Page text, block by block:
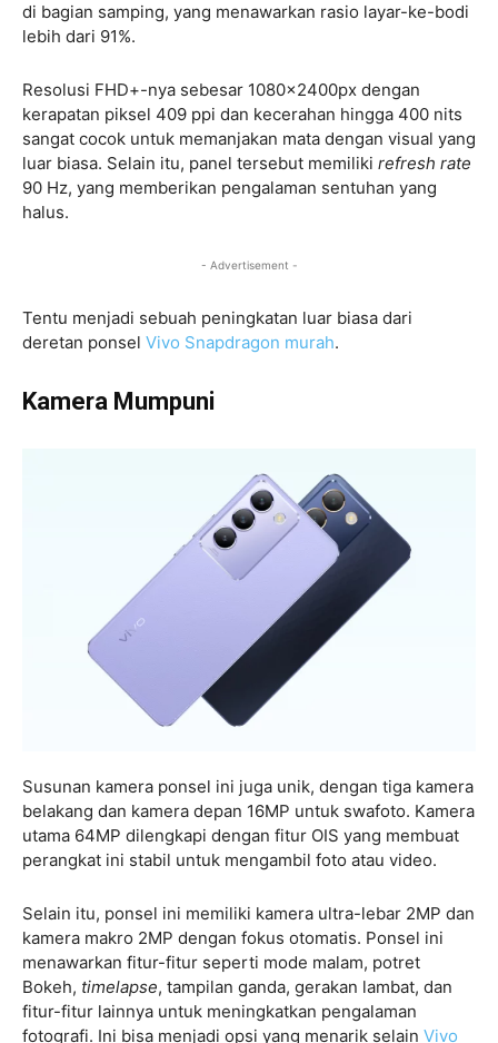
di bagian samping, yang menawarkan rasio layar-ke-bodi
lebih dari 91%.
Resolusi FHD+-nya sebesar 1080x2400px dengan
kerapatan piksel 409 ppi dan kecerahan hingga 400 nits
sangat cocok untuk memanjakan mata dengan visual yang
luar biasa. Selain itu, panel tersebut memiliki refresh rate
90 Hz, yang memberikan pengalaman sentuhan yang
halus.
- Advertisement -
Tentu menjadi sebuah peningkatan luar biasa dari
deretan ponsel Vivo Snapdragon murah.
Kamera Mumpuni
Susunan kamera ponsel ini juga unik, dengan tiga kamera
belakang dan kamera depan 16MP untuk swafoto. Kamera
utama 64MP dilengkapi dengan fitur OIS yang membuat
perangkat ini stabil untuk mengambil foto atau video.
Selain itu, ponsel ini memiliki kamera ultra-lebar 2MP dan
kamera makro 2MP dengan fokus otomatis. Ponsel ini
menawarkan fitur-fitur seperti mode malam, potret
Bokeh, timelapse, tampilan ganda, gerakan lambat, dan
fitur-fitur lainnya untuk meningkatkan pengalaman
fotografi. Ini bisa menjadi opsi yang menarik selain Vivo